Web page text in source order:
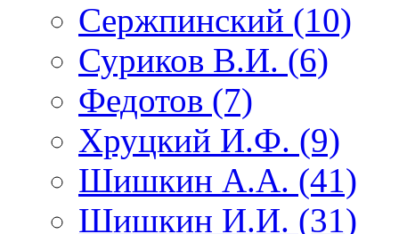
Сержпинский (10)
Суриков В.И. (6)
Федотов (7)
Хруцкий И.Ф. (9)
Шишкин А.А. (41)
Шишкин И.И. (31)